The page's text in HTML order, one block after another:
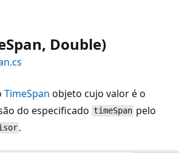
Double)
TimeSpan objeto cujo valor é o
do especificado timeSpan pelo
.